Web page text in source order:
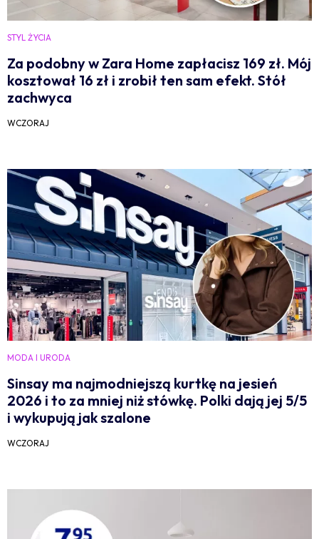
STYL ŻYCIA
Za podobny w Zara Home zapłacisz 169 zł. Mój
kosztował 16 zł i zrobił ten sam efekt. Stół
zachwyca
WCZORAJ
MODA I URODA
Sinsay ma najmodniejszą kurtkę na jesień
2026 i to za mniej niż stówkę. Polki dają jej 5/5
i wykupują jak szalone
WCZORAJ